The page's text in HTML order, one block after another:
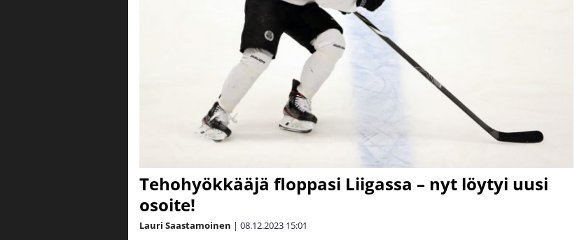
Tehohyökkääjä floppasi Liigassa – nyt löytyi uusi
osoite!
Lauri Saastamoinen | 08.12.2023 15:01